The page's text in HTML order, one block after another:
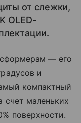
от слежки,
OLED-
— его
и
компактный
счет маленьких
поверхности.